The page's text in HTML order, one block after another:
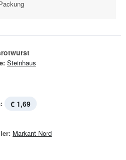
Steinhaus
€ 1,69
Markant Nord